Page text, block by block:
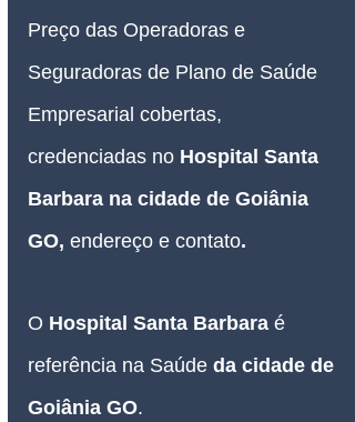
Preço das Operadoras e
Seguradoras de Plano de Saúde
Empresarial cobertas,
credenciadas no Hospital Santa
Barbara na cidade de Goiânia
GO, endereço e contato.
O Hospital Santa Barbara é
referência na Saúde da cidade de
Goiânia GO.